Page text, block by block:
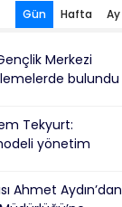
Gün Hafta Ay
Merkezi
bulundu
Tekyurt:
yönetim
Ahmet Aydın’dan